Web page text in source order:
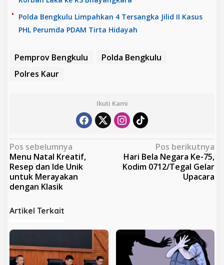
Polda Bengkulu Limpahkan 4 Tersangka Jilid II Kasus
PHL Perumda PDAM Tirta Hidayah
Pemprov Bengkulu
Polda Bengkulu
Polres Kaur
Ikuti Kami
N
a
v
i
g
a
s
i
p
Pos sebelumnya
Menu Natal Kreatif,
Resep dan Ide Unik
untuk Merayakan
dengan Klasik
Pos berikutnya
Hari Bela Negara Ke-75,
Kodim 0712/Tegal Gelar
Upacara
Artikel Terkait